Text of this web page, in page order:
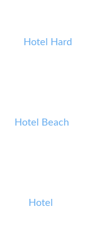
Hotel Hard
Hotel Beach
Hotel